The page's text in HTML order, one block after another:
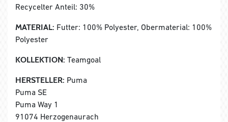
Recycelter Anteil: 30%
MATERIAL: Futter: 100% Polyester, Obermaterial: 100%
Polyester
KOLLEKTION: Teamgoal
HERSTELLER: Puma
Puma SE
Puma Way 1
91074 Herzogenaurach